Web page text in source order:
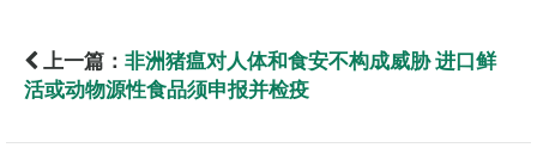
上一篇： 非洲猪瘟对人体和食安不构成威胁 进口鲜
活或动物源性食品须申报并检疫